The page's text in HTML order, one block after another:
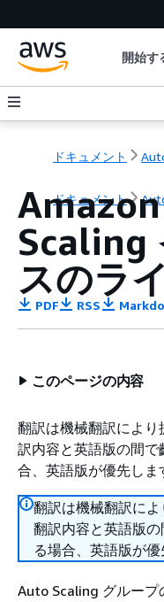
開始す
ドキュメント
ドキュメント
Scaling
スのラ
PDF RSS
このページの内容
翻訳は機械翻訳によ
訳内容と英語版の間
合、英語版が優先しま
翻訳は機械翻訳に
翻訳内容と英語版
る場合、英語版が優
Auto Scaling グループ